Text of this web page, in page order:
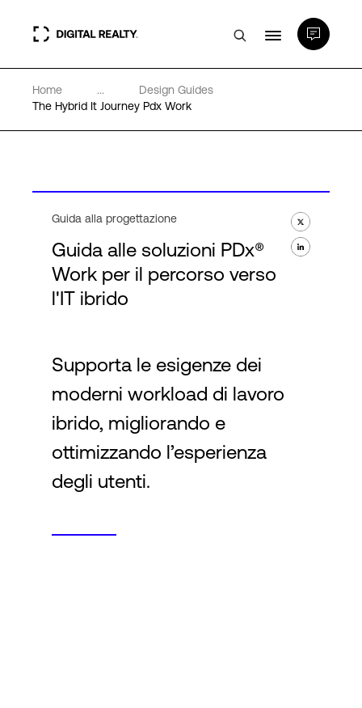
Data center
Competenze e Risorse
Chi Siamo
Language
Accesso
Home ...
Design Guides
The Hybrid It Journey Pdx Work
Guida alla progettazione
Guida alle soluzioni PDx®
Work per il percorso verso
l'IT ibrido
Supporta le esigenze dei
moderni workload di lavoro
ibrido, migliorando e
ottimizzando l’esperienza
degli utenti.